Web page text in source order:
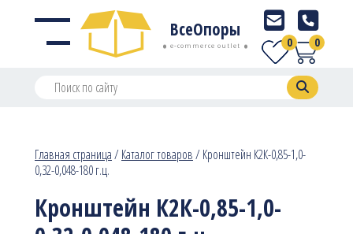
ВсеОпоры
e-commerce outlet 0
0
Главная страница/Каталог товаров/Кронштейн К2К-0,85-1,0-
0,32-0,048-180 г.ц.
Кронштейн К2К-0,85-1,0-